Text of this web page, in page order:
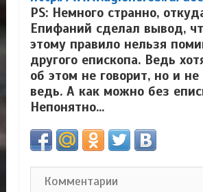
PS: Немного странно,
Епифаний сделал вывод,
этому правило нельзя
другого епископа. Ведь
об этом не говорит, но и
ведь. А как можно без
Непонятно...